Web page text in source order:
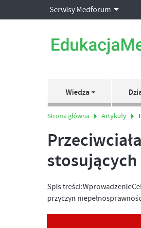
Serwisy Medforum
Wiedza
Strona główna Artykuły
Spis
przyczyn